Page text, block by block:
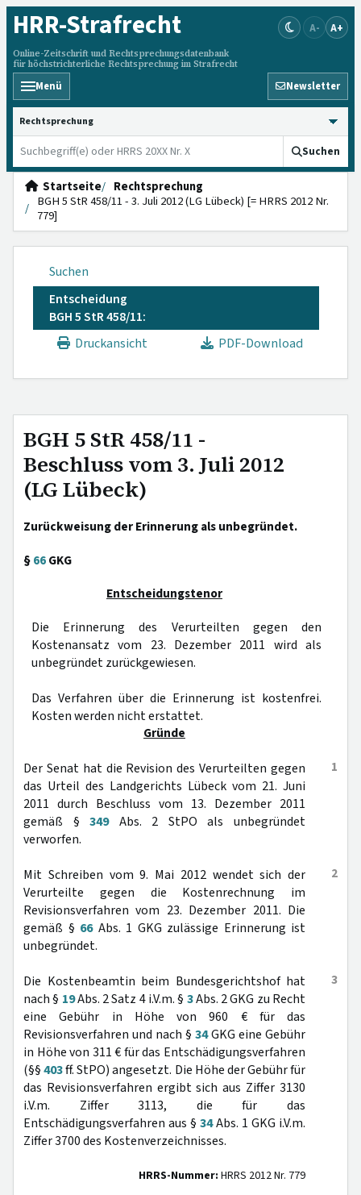
HRR-Strafrecht
Online-Zeitschrift und Rechtsprechungsdatenbank
für höchstrichterliche Rechtsprechung im Strafrecht
A- A+
Menü Newsletter
HRRS durchsuchen
Suchen
Startseite
Rechtsprechung
BGH 5 StR 458/11 - 3. Juli 2012 (LG Lübeck) [= HRRS 2012 Nr.
779]
Suchen
Entscheidung
BGH 5 StR 458/11:
Druckansicht
PDF-Download
BGH 5 StR 458/11 -
Beschluss vom 3. Juli 2012
(LG Lübeck)
Zurückweisung der Erinnerung als unbegründet.
§66GKG
Entscheidungstenor
Die Erinnerung des Verurteilten gegen den
Kostenansatz vom 23. Dezember 2011 wird als
unbegründet zurückgewiesen.
Das Verfahren über die Erinnerung ist kostenfrei.
Kosten werden nicht erstattet.
Gründe
1
Der Senat hat die Revision des Verurteilten gegen
das Urteil des Landgerichts Lübeck vom 21. Juni
2011 durch Beschluss vom 13. Dezember 2011
gemäß §349Abs. 2 StPO als unbegründet
verworfen.
2
Mit Schreiben vom 9. Mai 2012 wendet sich der
Verurteilte gegen die Kostenrechnung im
Revisionsverfahren vom 23. Dezember 2011. Die
gemäß § 66Abs. 1 GKG zulässige Erinnerung ist
unbegründet.
3
Die Kostenbeamtin beim Bundesgerichtshof hat
nach § 19Abs. 2 Satz 4 i.V.m. § 3Abs. 2 GKG zu Recht
eine Gebühr in Höhe von 960 € für das
Revisionsverfahren und nach § 34GKG eine Gebühr
in Höhe von 311 € für das Entschädigungsverfahren
(§§403ff. StPO) angesetzt. Die Höhe der Gebühr für
das Revisionsverfahren ergibt sich aus Ziffer 3130
i.V.m. Ziffer 3113, die für das
Entschädigungsverfahren aus § 34Abs. 1 GKG i.V.m.
Ziffer 3700 des Kostenverzeichnisses.
HRRS-Nummer: HRRS 2012 Nr. 779